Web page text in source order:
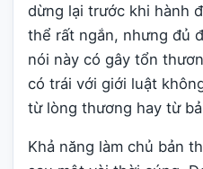
dừng lại trước khi hành
thể rất ngắn, nhưng đủ
nói này có gây tổn
có trái với giới luật
từ lòng thương hay từ
Khả năng làm chủ bản